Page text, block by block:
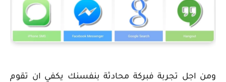
ومن اجل تجربة فبركة محادثة بنفسنك يكفي ان تقوم